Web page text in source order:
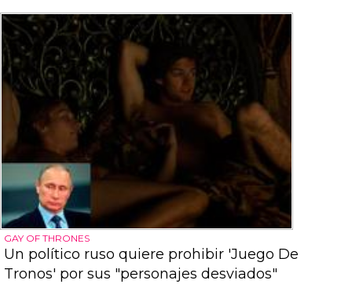
GAY OF THRONES
Un político ruso quiere prohibir 'Juego De
Tronos' por sus "personajes desviados"